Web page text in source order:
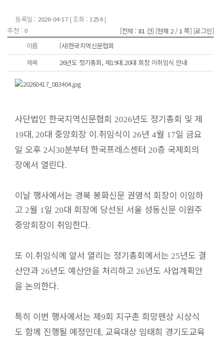
등록일 : 2026-04-17| 조회 : 1254|
추천 : 0 [전체 : 81 건] [현재 2 / 1 쪽] [로그인]
이름
(사)한국지역신문협회
제목
26년도 정기총회, 제19대.20대 회장 이취임식 안내
사단법인 한국지역신문협회 2026년도 정기총회 및 제
19대, 20대 중앙회장 이.취임식이 26년 4월 17일 금요
일 오후 2시30분부터 한국프레스센터 20층 국제회의
장에서 열린다.
이날 행사에서는 경북 봉화신문 권영석 회장이 이임하
고 2월 1일 20대 회장에 당선된 서울 성동신문 이원주
중앙회장이 취임한다.
또 이.취임식에 앞서 열리는 정기총회에서는 25년도 결
산안과 26년도 예산안을 처리하고 26년도 사업계획안
을 논의한다.
특히 이번 행사에서는 제9회 지구촌 희망펜상 시상식
도 함께 진행될 예정인데, 교육대상 임태희 경기도교육